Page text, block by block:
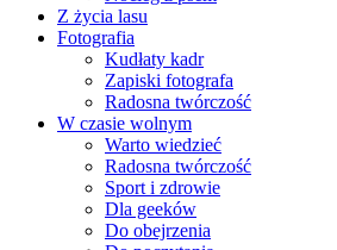
Z życia lasu
Fotografia
Kudłaty kadr
Zapiski fotografa
Radosna twórczość
W czasie wolnym
Warto wiedzieć
Radosna twórczość
Sport i zdrowie
Dla geeków
Do obejrzenia